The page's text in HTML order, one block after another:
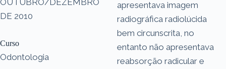
DE 2010
Curso
Odontologia
apresentava imagem
radiográfica radiolúcida
bem circunscrita, no
entanto não apresentava
reabsorção radicular e